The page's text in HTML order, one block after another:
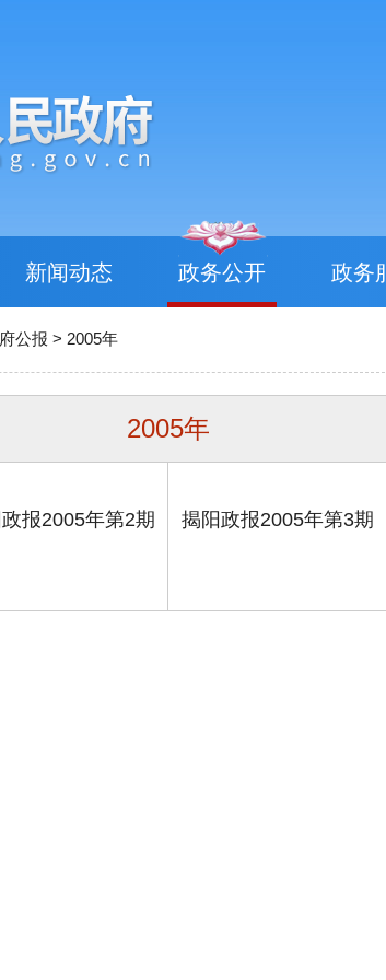
新闻动态 政务公开 政务
公报 > 2005年
2005年
报2005年第2期 揭阳政报2005年第3期